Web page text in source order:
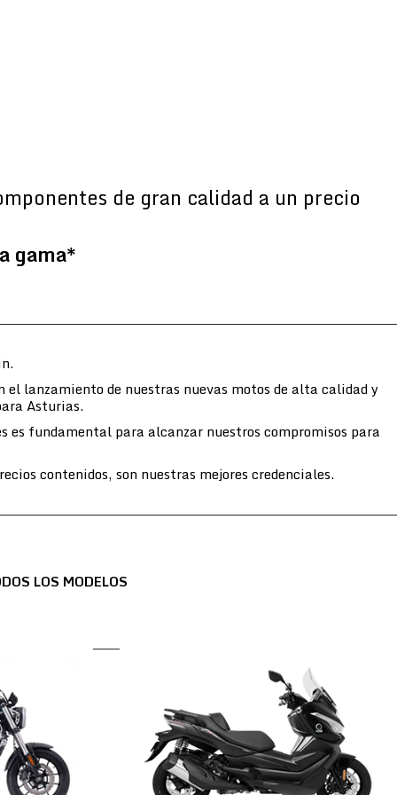
de gran calidad a un precio
gama*
lanzamiento de nuestras nuevas motos de alta calidad y
Asturias.
es fundamental para alcanzar nuestros compromisos para
contenidos, son nuestras mejores credenciales.
LOS MODELOS